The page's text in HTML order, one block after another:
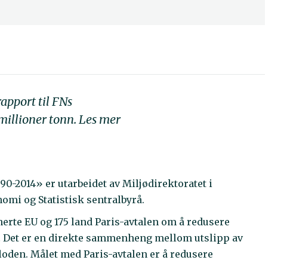
til FNs
tonn. Les mer
2014» er utarbeidet av Miljødirektoratet i
og Statistisk sentralbyrå.
EU og 175 land Paris-avtalen om å redusere
er en direkte sammenheng mellom utslipp av
Målet med Paris-avtalen er å redusere